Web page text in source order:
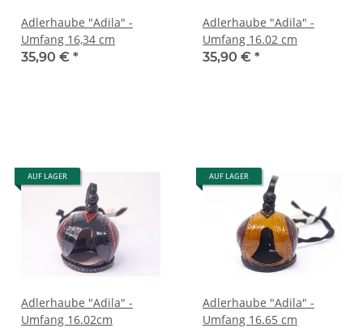
Adlerhaube "Adila" -
Umfang 16,34 cm
35,90 € *
Adlerhaube "Adila" -
Umfang 16.02 cm
35,90 € *
AUF LAGER
Adlerhaube "Adila" -
Umfang 16.02cm
AUF LAGER
Adlerhaube "Adila" -
Umfang 16.65 cm